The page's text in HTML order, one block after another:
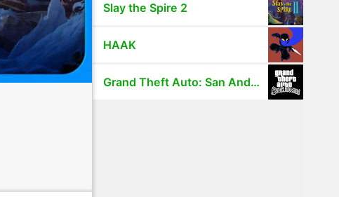
Slay the Spire 2
HAAK
Grand Theft Auto: San Andreas